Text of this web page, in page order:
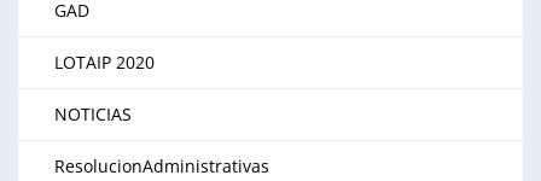
GAD
LOTAIP 2020
NOTICIAS
ResolucionAdministrativas